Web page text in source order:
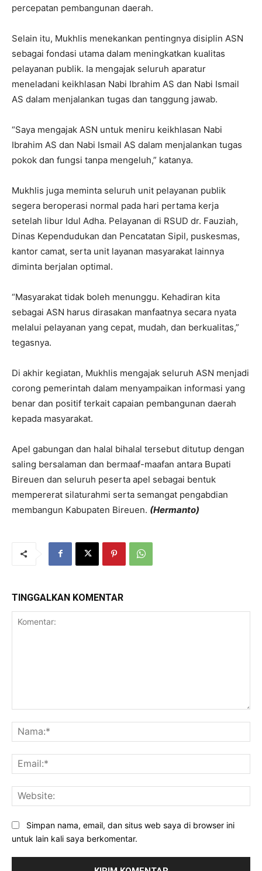
percepatan pembangunan daerah.
Selain itu, Mukhlis menekankan pentingnya disiplin ASN
sebagai fondasi utama dalam meningkatkan kualitas
pelayanan publik. Ia mengajak seluruh aparatur
meneladani keikhlasan Nabi Ibrahim AS dan Nabi Ismail
AS dalam menjalankan tugas dan tanggung jawab.
“Saya mengajak ASN untuk meniru keikhlasan Nabi
Ibrahim AS dan Nabi Ismail AS dalam menjalankan tugas
pokok dan fungsi tanpa mengeluh,” katanya.
Mukhlis juga meminta seluruh unit pelayanan publik
segera beroperasi normal pada hari pertama kerja
setelah libur Idul Adha. Pelayanan di RSUD dr. Fauziah,
Dinas Kependudukan dan Pencatatan Sipil, puskesmas,
kantor camat, serta unit layanan masyarakat lainnya
diminta berjalan optimal.
“Masyarakat tidak boleh menunggu. Kehadiran kita
sebagai ASN harus dirasakan manfaatnya secara nyata
melalui pelayanan yang cepat, mudah, dan berkualitas,”
tegasnya.
Di akhir kegiatan, Mukhlis mengajak seluruh ASN menjadi
corong pemerintah dalam menyampaikan informasi yang
benar dan positif terkait capaian pembangunan daerah
kepada masyarakat.
Apel gabungan dan halal bihalal tersebut ditutup dengan
saling bersalaman dan bermaaf-maafan antara Bupati
Bireuen dan seluruh peserta apel sebagai bentuk
mempererat silaturahmi serta semangat pengabdian
membangun Kabupaten Bireuen. (Hermanto)
TINGGALKAN KOMENTAR
Simpan nama, email, dan situs web saya di browser ini
untuk lain kali saya berkomentar.